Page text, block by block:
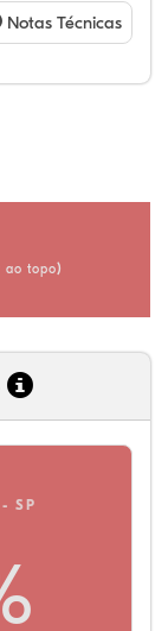
Notas Técnicas
ao topo)
SP